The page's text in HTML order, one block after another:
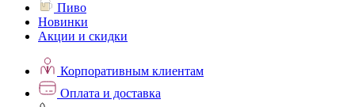
Пиво
Новинки
Акции и скидки
Корпоративным клиентам
Оплата и доставка